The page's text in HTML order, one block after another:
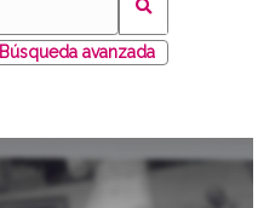
Búsqueda avanzada